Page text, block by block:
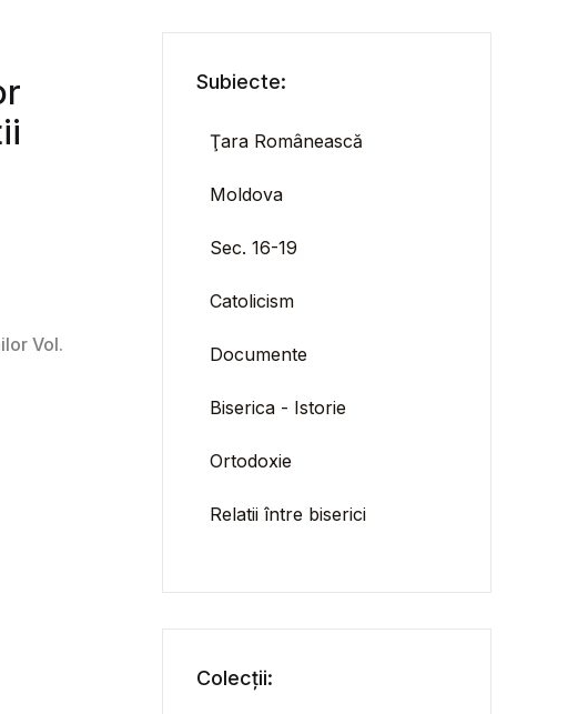
Subiecte:
Ţara Românească
Moldova
Sec. 16-19
Catolicism
Documente
Biserica - Istorie
Ortodoxie
Relatii între biserici
Colecții: